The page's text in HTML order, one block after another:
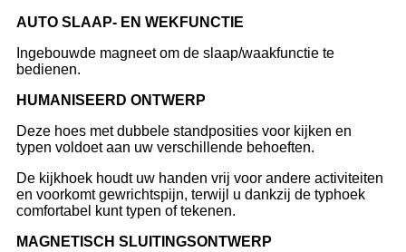
AUTO SLAAP- EN WEKFUNCTIE
Ingebouwde magneet om de slaap/waakfunctie te
bedienen.
H UMANISEERD ONTWERP
Deze hoes met dubbele standposities voor kijken en
typen voldoet aan uw verschillende behoeften.
De kijkhoek houdt uw handen vrij voor andere activiteiten
en voorkomt gewrichtspijn, terwijl u dankzij de typhoek
comfortabel kunt typen of tekenen.
MAGNETISCH SLUITINGSONTWERP